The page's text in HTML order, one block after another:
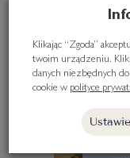
Klikając “Zgoda”
twoim urządzeniu.
danych niezbędnych
cookie w polityce